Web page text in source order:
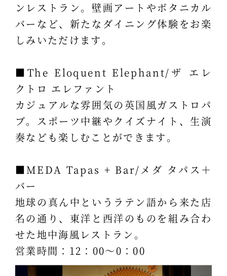
ンレストラン。壁画アートやボタニカル
バーなど、新たなダイニング体験をお楽
しみいただけます。
■The Eloquent Elephant/ザ エレ
クトロ エレファント
カジュアルな雰囲気の英国風ガストロパ
ブ。スポーツ中継やクイズナイト、生演
奏なども楽しむことができます。
■MEDA Tapas + Bar/メダ タパス＋
バー
地球の真ん中というラテン語から来た店
名の通り、東洋と西洋のものを組み合わ
せた地中海風レストラン。
営業時間：12：00～0：00